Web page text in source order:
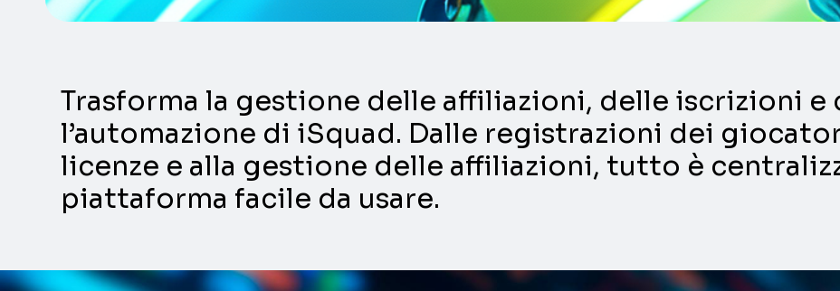
Trasforma la gestione delle affiliazioni, delle iscrizioni e
l’automazione di iSquad. Dalle registrazioni dei
licenze e alla gestione delle affiliazioni, tutto è
piattaforma facile da usare.